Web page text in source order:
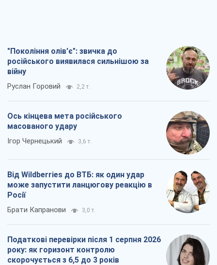
"Покоління олів'є": звичка до
російського виявилася сильнішою за
війну
Руслан Горовий 2,2 т.
Ось кінцева мета російського
масованого удару
Ігор Чернецький 3,6 т.
Від Wildberries до ВТБ: як один удар
може запустити ланцюгову реакцію в
Росії
Брати Капранови 3,0 т.
Податкові перевірки після 1 серпня 2026
року: як горизонт контролю
скорочується з 6,5 до 3 років